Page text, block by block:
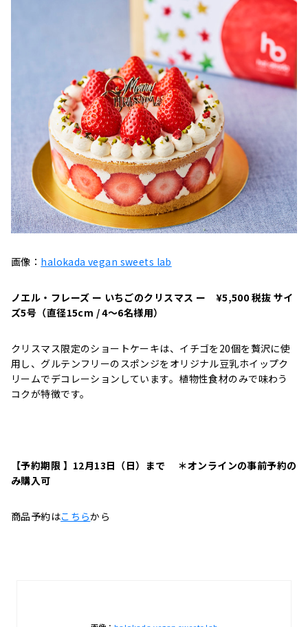
画像： halokada vegan sweets lab
ノエル・フレーズ ー いちごのクリスマス ー ¥5,500 税抜 サイ
ズ5号（直径15cm / 4〜6名様用）
クリスマス限定のショートケーキは、イチゴを20個を贅沢に使
用し、グルテンフリーのスポンジをオリジナル豆乳ホイップク
リームでデコレーションしています。植物性食材のみで味わう
コクが特徴です。
【予約期限 】12月13日（日）まで ＊オンラインの事前予約の
み購入可
商品予約はこちらから